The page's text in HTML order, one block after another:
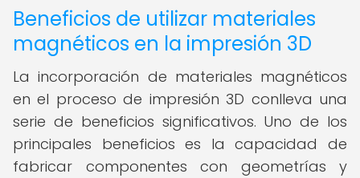
Beneficios de utilizar materiales
magnéticos en la impresión 3D
La incorporación de materiales magnéticos
en el proceso de impresión 3D conlleva una
serie de beneficios significativos. Uno de los
principales beneficios es la capacidad de
fabricar componentes con geometrías y